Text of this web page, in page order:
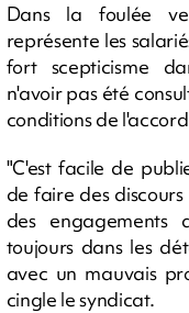
Dans la foulée
représente les
fort scepticisme
n'avoir pas été
conditions de
"C'est facile de
de faire des
des
toujours dans les
avec un mauvais
cingle le syndicat.